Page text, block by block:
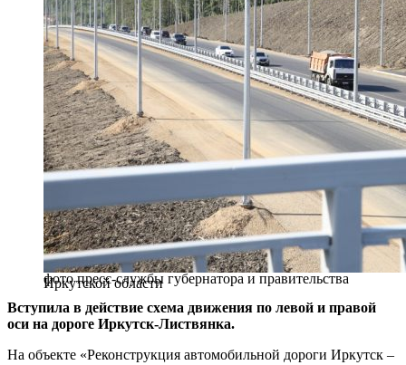
фото пресс-службы губернатора и правительства
Иркутской области
Вступила в действие схема движения по левой и правой
оси на дороге Иркутск-Листвянка.
На объекте «Реконструкция автомобильной дороги Иркутск –